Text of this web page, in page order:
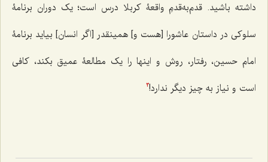
داشته باشید. قدم‌‌به‌قدمِ‌ واقعۀ كربلا درس است؛ یک دوران برنامۀ
سلوکی در داستان عاشورا [هست و] همین‎قدر [اگر انسان] بیاید برنامۀ
امام حسین، رفتار، روش و اینها را یک مطالعۀ عمیق بکند، کافی
است و نیاز به چیز دیگر ندارد!3